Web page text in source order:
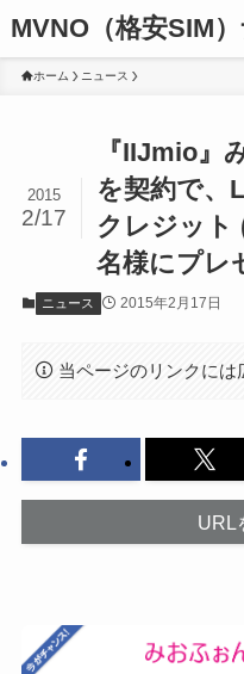
MVNO（格安SIM）
ホーム ニュース
『IIJmio』
を契約で、
クレジット
名様にプレ
2015
2/17
ニュース 2015年2月17日
当ページのリンクには
URL